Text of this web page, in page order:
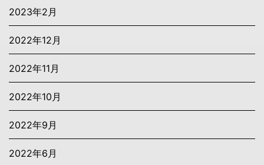
2023年2月
2022年12月
2022年11月
2022年10月
2022年9月
2022年6月